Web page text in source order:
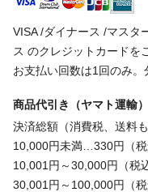
VISA /ダイナース /マスタ
ス のクレジットカードを
お支払い回数は1回のみ。
商品代引き（ヤマト運輸）
決済総額（消費税、送料も
10,000円未満…330円（税
10,001円～30,000円（税
30,001円～100,000円（税